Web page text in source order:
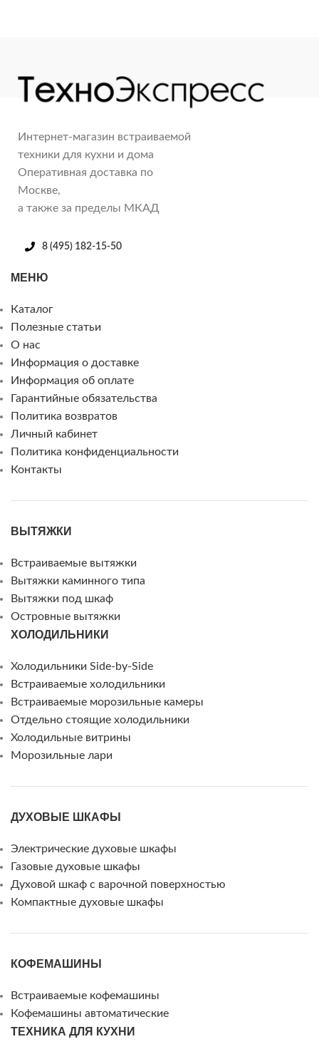
Интернет-магазин встраиваемой
техники для кухни и дома
Оперативная доставка по
Москве,
а также за пределы МКАД
8 (495) 182-15-50
МЕНЮ
Каталог
Полезные статьи
О нас
Информация о доставке
Информация об оплате
Гарантийные обязательства
Политика возвратов
Личный кабинет
Политика конфиденциальности
Контакты
ВЫТЯЖКИ
Встраиваемые вытяжки
Вытяжки каминного типа
Вытяжки под шкаф
Островные вытяжки
ХОЛОДИЛЬНИКИ
Холодильники Side-by-Side
Встраиваемые холодильники
Встраиваемые морозильные камеры
Отдельно стоящие холодильники
Холодильные витрины
Морозильные лари
ДУХОВЫЕ ШКАФЫ
Электрические духовые шкафы
Газовые духовые шкафы
Духовой шкаф с варочной поверхностью
Компактные духовые шкафы
КОФЕМАШИНЫ
Встраиваемые кофемашины
Кофемашины автоматические
ТЕХНИКА ДЛЯ КУХНИ